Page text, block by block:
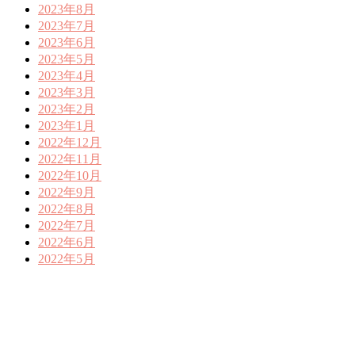
2023年8月
2023年7月
2023年6月
2023年5月
2023年4月
2023年3月
2023年2月
2023年1月
2022年12月
2022年11月
2022年10月
2022年9月
2022年8月
2022年7月
2022年6月
2022年5月